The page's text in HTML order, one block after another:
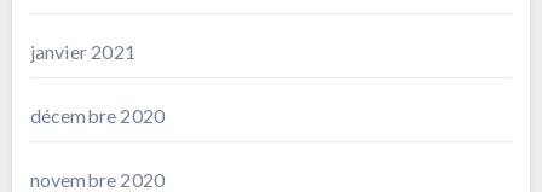
janvier 2021
décembre 2020
novembre 2020